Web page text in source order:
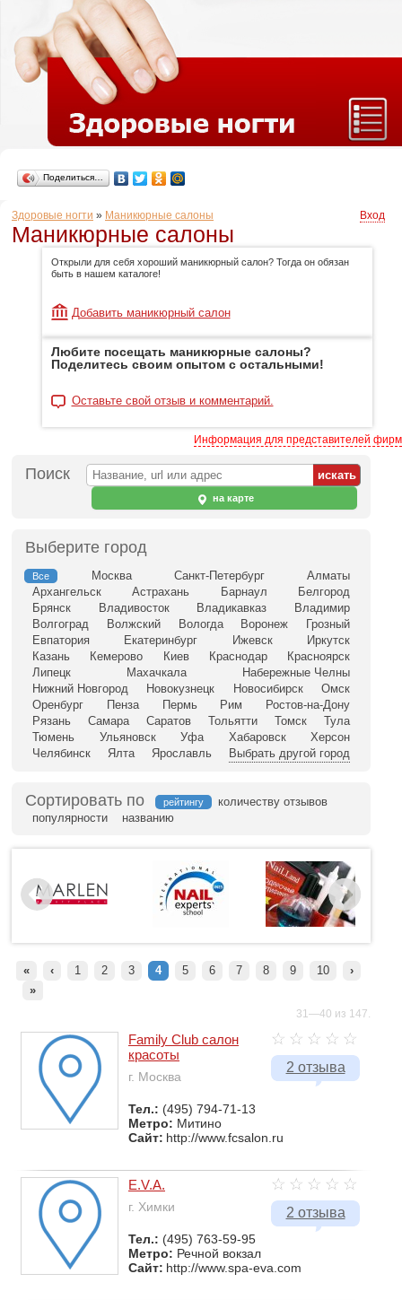
Поделиться…
Здоровые ногти » Маникюрные салоны Вход
Маникюрные салоны
Открыли для себя хороший маникюрный салон? Тогда он обязан
быть в нашем каталоге!
Добавить маникюрный салон
Любите посещать маникюрные салоны?
Поделитесь своим опытом с остальными!
Оставьте свой отзыв и комментарий.
Информация для представителей фирм
Поиск
на карте
Выберите город
Все Москва Санкт-Петербург
Алматы
Архангельск
Астрахань Барнаул
Белгород
Брянск
Владивосток Владикавказ
Владимир
Волгоград
Волжский Вологда Воронеж
Грозный
Евпатория
Екатеринбург Ижевск
Иркутск
Казань
Кемерово Киев Краснодар
Красноярск
Липецк
Махачкала
Набережные Челны
Нижний Новгород
Новокузнецк Новосибирск
Омск
Оренбург
Пенза Пермь Рим
Ростов-на-Дону
Рязань
Самара Саратов Тольятти Томск
Тула
Тюмень
Ульяновск Уфа Хабаровск
Херсон
Челябинск
Ялта Ярославль Выбрать другой город
Сортировать по рейтингу
количеству отзывов
популярности
названию
« ‹ 1 2 3 4 5 6 7 8 9 10
›
»
31—40 из 147.
2 отзыва
Family Club салон
красоты
г. Москва
Тел.: (495) 794-71-13
Метро: Митино
Сайт: http://www.fcsalon.ru
2 отзыва
E.V.A.
г. Химки
Тел.: (495) 763-59-95
Метро: Речной вокзал
Сайт: http://www.spa-eva.com